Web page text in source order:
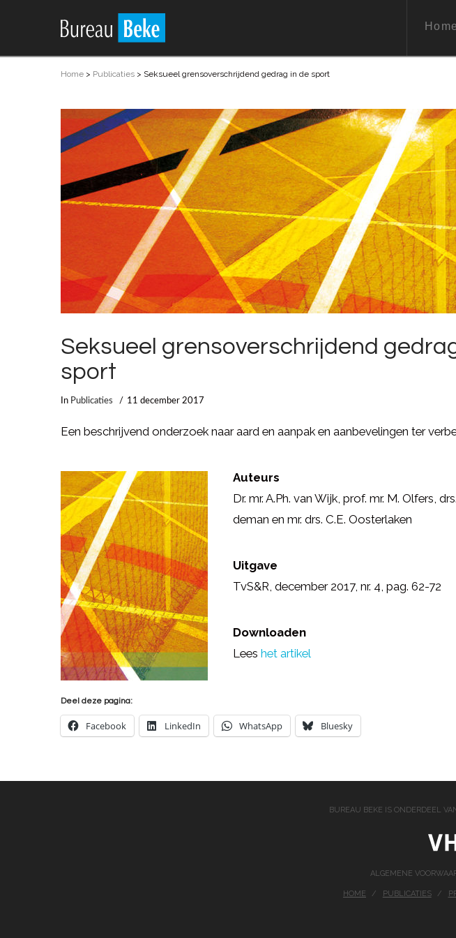
Home
Home > Publicaties > Seksueel grensoverschrijdend gedrag in de sport
Seksueel grensoverschrijdend
sport
In Publicaties 11 december 2017
Een beschrijvend onderzoek naar aard en aanpak en aanbevelingen ter
Auteurs
Dr. mr. A.Ph. van Wijk, prof. mr. M. Olfers,
deman en mr. drs. C.E. Oosterlaken
Uitgave
TvS&R, december 2017, nr. 4, pag. 62-72
Downloaden
Leeshet artikel
Deel deze pagina:
Facebook LinkedIn WhatsApp Bluesky
BUREAU BEKE IS ONDERDEEL
ALGEMENE
HOME PUBLICATIES